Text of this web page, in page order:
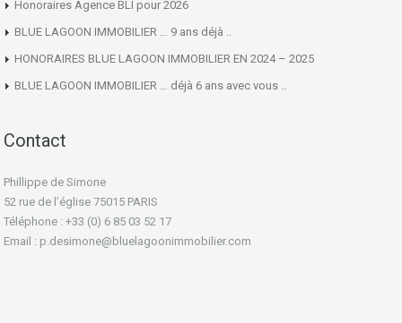
Honoraires Agence BLI pour 2026
BLUE LAGOON IMMOBILIER … 9 ans déjà ..
HONORAIRES BLUE LAGOON IMMOBILIER EN 2024 – 2025
BLUE LAGOON IMMOBILIER … déjà 6 ans avec vous ..
Contact
Phillippe de Simone
52 rue de l’église 75015 PARIS
Téléphone : +33 (0) 6 85 03 52 17
Email : p.desimone@bluelagoonimmobilier.com